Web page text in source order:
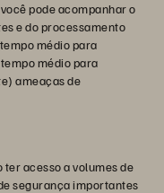
pode acompanhar o
e do processamento
médio para
médio para
ameaças de
acesso a volumes de
segurança importantes